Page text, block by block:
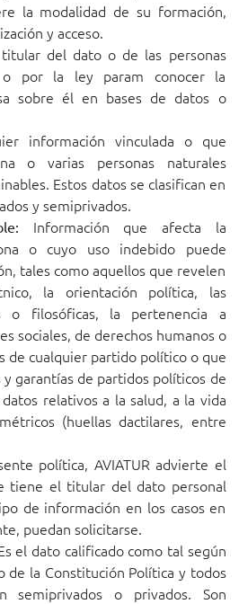
la modalidad de su formación,
y acceso.
del dato o de las personas
o por la ley param conocer la
sobre él en bases de datos o
información vinculada o que
o varias personas naturales
Estos datos se clasifican en
y semiprivados.
Información que afecta la
o cuyo uso indebido puede
tales como aquellos que revelen
la orientación política, las
o filosóficas, la pertenencia a
sociales, de derechos humanos o
de cualquier partido político o que
garantías de partidos políticos de
relativos a la salud, a la vida
(huellas dactilares, entre
política, AVIATUR advierte el
tiene el titular del dato personal
de información en los casos en
puedan solicitarse.
el dato calificado como tal según
de la Constitución Política y todos
semiprivados o privados. Son